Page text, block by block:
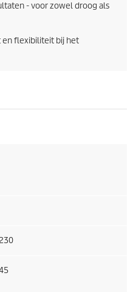
- voor zowel droog als
en flexibiliteit bij het